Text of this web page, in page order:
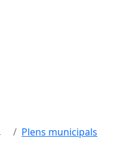
Plens municipals